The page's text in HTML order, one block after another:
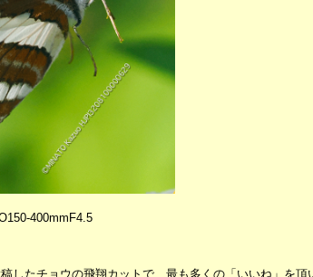
400mmF4.5
したチョウの飛翔カットで、最も多くの「いいね」を頂